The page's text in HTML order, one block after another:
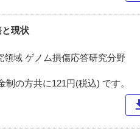
現状
域 ゲノム損傷応答研究分野
の方共に121円(税込) です。